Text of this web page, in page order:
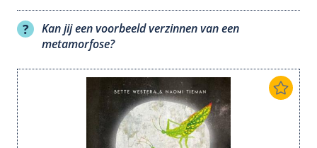
Kan jij een voorbeeld verzinnen van een
metamorfose?